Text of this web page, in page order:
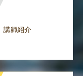
講師紹介